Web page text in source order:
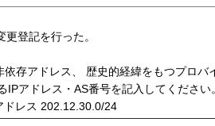
登記を行った。
依存アドレス、 歴史的経緯をもつプロ
アドレス・AS番号を記入してください。
ドレス 202.12.30.0/24